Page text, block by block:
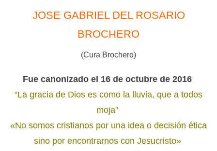
JOSE GABRIEL DEL ROSARIO
BROCHERO
(Cura Brochero)
Fue canonizado el 16 de octubre de 2016
“La gracia de Dios es como la lluvia, que a todos
moja”
«No somos cristianos por una idea o decisión ética
sino por encontrarnos con Jesucristo»